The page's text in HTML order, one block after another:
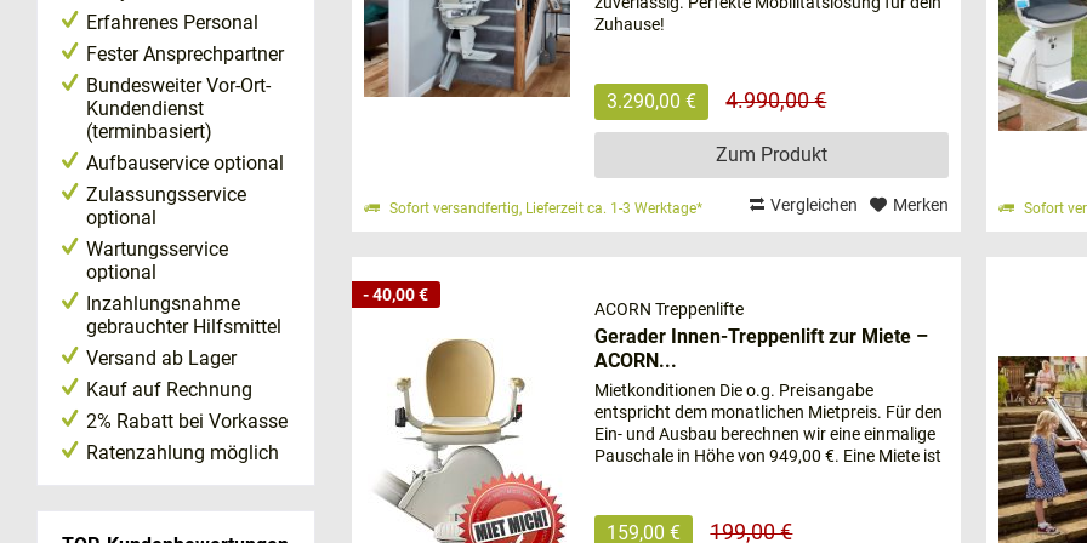
Erfahrenes Personal
Fester Ansprechpartner
Bundesweiter Vor-Ort-
Kundendienst
(terminbasiert)
Aufbauservice optional
Zulassungsservice
optional
Wartungsservice
optional
Inzahlungsnahme
gebrauchter Hilfsmittel
Versand ab Lager
Kauf auf Rechnung
2% Rabatt bei Vorkasse
Ratenzahlung möglich
Wir hören Ihnen zu und finden gemeinsam mit Ihnen und Ihren Angehörigen
einem Treppenlift ist einpartnerschaftliches Verhältniszu unseren Kunden
technischen Fragen, sondern auchMöglichkeiten einer Finanzierung oder
Telefonische Beratung
Rufen Sie uns an unterTel. 03301 - 501 85 85
Deutschlandweiter Montageservice
Bei unseren Treppenliften - neu & gebraucht - bieten wir unseren Kunden einen
Installationsservice in ganz Deutschland und den anliegenden Nachbarländern
Montageteam setzt sich gern mit Ihnen in Verbindung um alles zu besprechen.
Zuhause!
3.290,00 € 4.990,00 €
Sofort versandfertig, Lieferzeit ca. 1-3 Werktage*
Zum Produkt
Vergleichen Merken Sofort
- 40,00 €
ACORN Treppenlifte
Gerader Innen-Treppenlift zur Miete –
ACORN...
Mietkonditionen Die o.g. Preisangabe
entspricht dem monatlichen Mietpreis. Für den
Ein- und Ausbau berechnen wir eine einmalige
Pauschale in Höhe von 949,00 €. Eine Miete ist
159,00 € 199,00 €